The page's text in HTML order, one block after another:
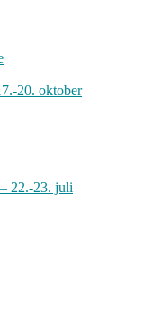
20. oktober
22.-23. juli